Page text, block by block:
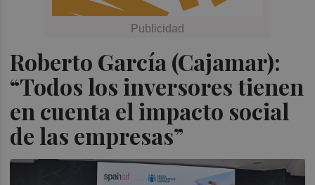
Roberto García (Cajamar):
“Todos los inversores tienen
en cuenta el impacto social
de las empresas”